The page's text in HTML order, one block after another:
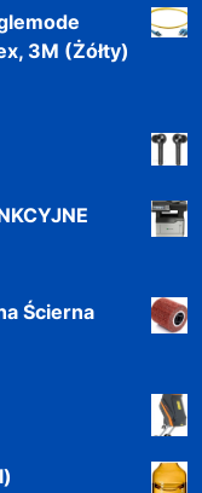
3M (Żółty)
Ścierna